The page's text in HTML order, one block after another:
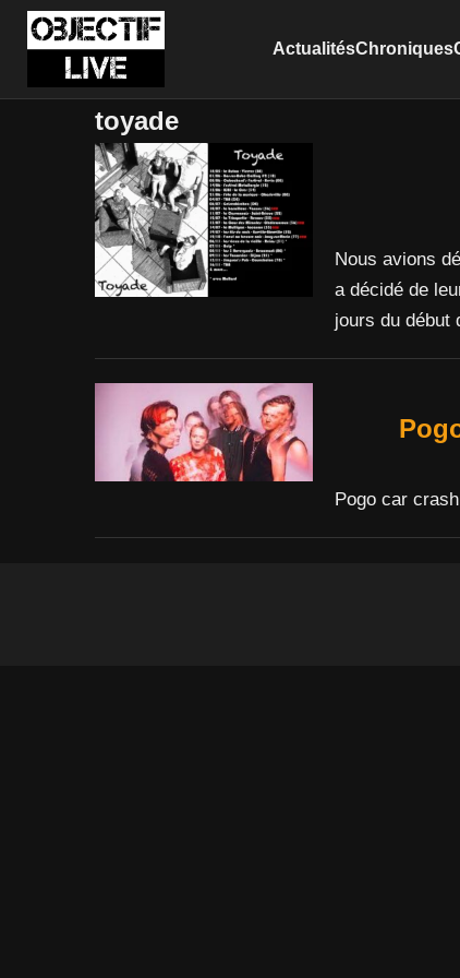
ActualitésChroniques
toyade
Nous avions
a décidé de
jours du début
Pogo car